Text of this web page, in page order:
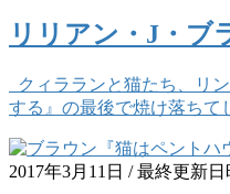
リリアン・J・ブ
クィラランと猫たち、リ
する』の最後で焼け落ち
2017年3月11日 / 最終更新日